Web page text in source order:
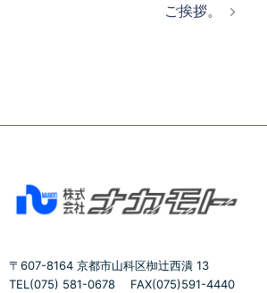
ご挨拶。
〒607-8164 京都市⼭科区椥辻⻄潰 13
TEL(075) 581-0678 FAX(075)591-4440